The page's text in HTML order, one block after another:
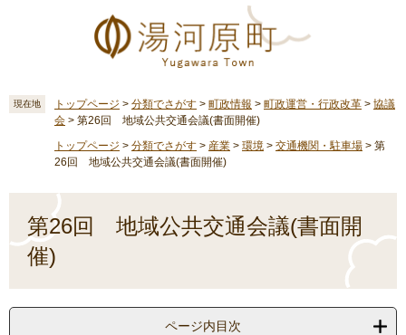
現在地 トップページ > 分類でさがす > 町政情報 > 町政運営・行政改革 > 協議
会 > 第26回 地域公共交通会議(書面開催)
トップページ > 分類でさがす > 産業 > 環境 > 交通機関・駐車場 > 第
26回 地域公共交通会議(書面開催)
第26回 地域公共交通会議(書面開
催)
ページ内目次